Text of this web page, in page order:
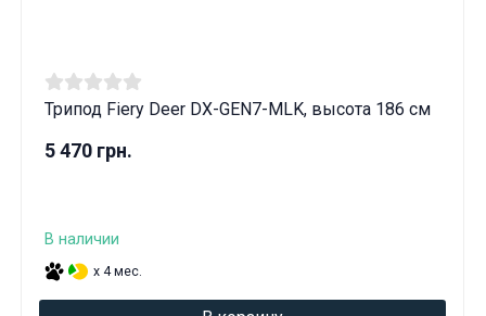
Трипод Fiery Deer DX-GEN7-MLK, высота 186 см
5 470 грн.
В наличии
x 4 мес.